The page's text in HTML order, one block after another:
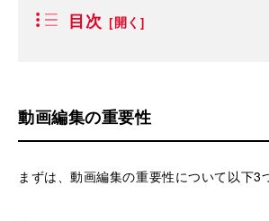
目次
動画編集の重要性
まずは、動画編集の重要性について以下3